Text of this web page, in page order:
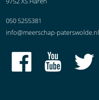
050 5255381
info@meerschap-paterswolde.nl